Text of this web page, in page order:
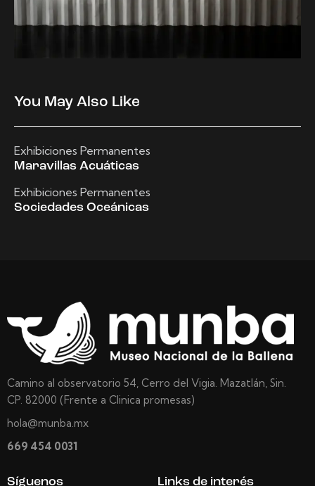
You May Also Like
Exhibiciones Permanentes
Maravillas Acuáticas
Exhibiciones Permanentes
Sociedades Oceánicas
Camino al observatorio 54, Cerro del Vigia. Mazatlán, Sin.
CP. 82000 (Frente a Clinica promesas)
hola@munba.mx
669 454 0031
Síguenos Links de interés